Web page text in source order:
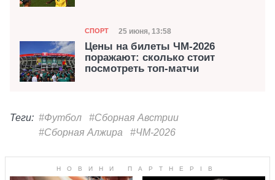
Категория
СПОРТ Дата публикации
25 июня, 13:58
Цены на билеты ЧМ-2026
поражают: сколько стоит
посмотреть топ-матчи
Теги: #Футбол
#Сборная Австрии
#Сборная Алжира
#ЧМ-2026